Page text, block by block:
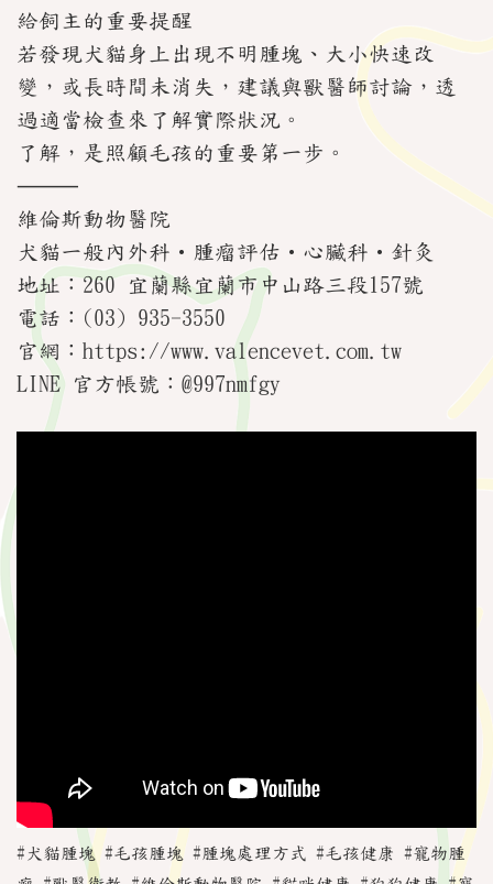
給飼主的重要提醒
若發現犬貓身上出現不明腫塊、大小快速改
變，或長時間未消失，建議與獸醫師討論，透
過適當檢查來了解實際狀況。
了解，是照顧毛孩的重要第一步。
⸻
維倫斯動物醫院
犬貓一般內外科・腫瘤評估・心臟科・針灸
地址：260 宜蘭縣宜蘭市中山路三段157號
電話：(03) 935-3550
官網：https://www.valencevet.com.tw
LINE 官方帳號：@997nmfgy
#犬貓腫塊 #毛孩腫塊 #腫塊處理方式 #毛孩健康 #寵物腫